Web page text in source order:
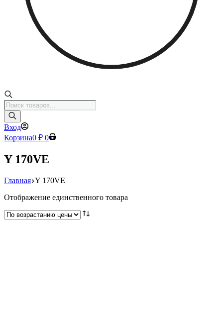
Поиск
товаров
Вход
Корзина0 ₽ 0
Y 170VE
Главная Y 170VE
Отображение единственного товара